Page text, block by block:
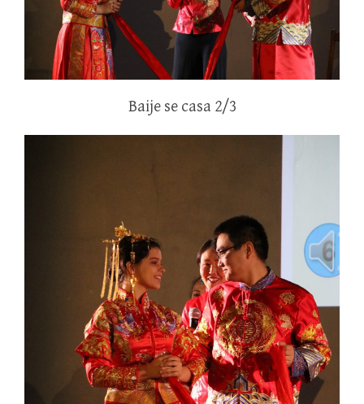
Baije se casa 2/3